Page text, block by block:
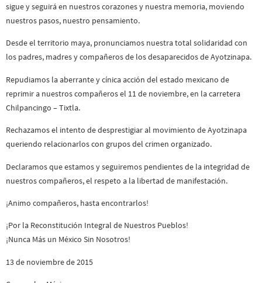
sigue y seguirá en nuestros corazones y nuestra memoria, moviendo
nuestros pasos, nuestro pensamiento.
Desde el territorio maya, pronunciamos nuestra total solidaridad con
los padres, madres y compañeros de los desaparecidos de Ayotzinapa.
Repudiamos la aberrante y cínica acción del estado mexicano de
reprimir a nuestros compañeros el 11 de noviembre, en la carretera
Chilpancingo – Tixtla.
Rechazamos el intento de desprestigiar al movimiento de Ayotzinapa
queriendo relacionarlos con grupos del crimen organizado.
Declaramos que estamos y seguiremos pendientes de la integridad de
nuestros compañeros, el respeto a la libertad de manifestación.
¡Animo compañeros, hasta encontrarlos!
¡Por la Reconstitución Integral de Nuestros Pueblos!
¡Nunca Más un México Sin Nosotros!
13 de noviembre de 2015